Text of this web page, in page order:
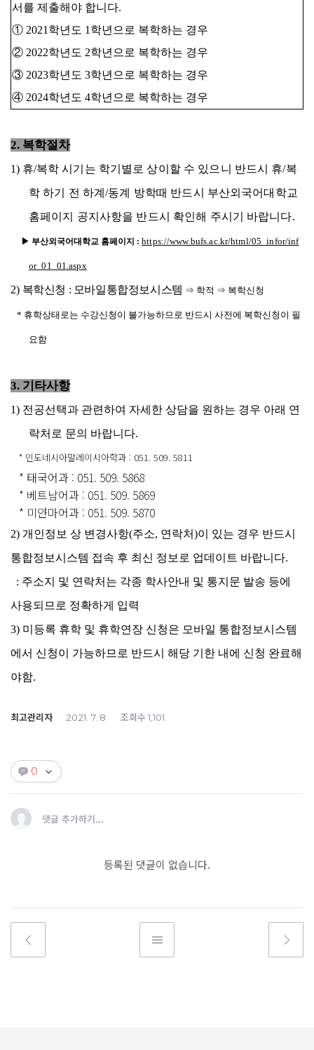
서를 제출해야 합니다.
① 2021학년도 1학년으로 복학하는 경우
② 2022학년도 2학년으로 복학하는 경우
③ 2023학년도 3학년으로 복학하는 경우
④ 2024학년도 4학년으로 복학하는 경우
2. 복학절차
1) 휴/복학 시기는 학기별로 상이할 수 있으니 반드시 휴/복
학 하기 전 하계/동계 방학때 반드시 부산외국어대학교
홈페이지 공지사항을 반드시 확인해 주시기 바랍니다.
▶ 부산외국어대학교 홈페이지 : https://www.bufs.ac.kr/html/05_infor/inf
or_01_01.aspx
2) 복학신청 : 모바일통합정보시스템 ⇒ 학적 ⇒ 복학신청
* 휴학상태로는 수강신청이 불가능하므로 반드시 사전에 복학신청이 필
요함
3. 기타사항
1) 전공선택과 관련하여 자세한 상담을 원하는 경우 아래 연
락처로 문의 바랍니다.
* 인도네시아말레이시아학과 : 051. 509. 5811
* 태국어과 : 051. 509. 5868
* 베트남어과 : 051. 509. 5869
* 미얀마어과 : 051. 509. 5870
2) 개인정보 상 변경사항(주소, 연락처)이 있는 경우 반드시
통합정보시스템 접속 후 최신 정보로 업데이트 바랍니다.
: 주소지 및 연락처는 각종 학사안내 및 통지문 발송 등에
사용되므로 정확하게 입력
3) 미등록 휴학 및 휴학연장 신청은 모바일 통합정보시스템
에서 신청이 가능하므로 반드시 해당 기한 내에 신청 완료해
야함.
최고관리자 2021. 7. 8 조회수 1,101
0
댓글 추가하기...
등록된 댓글이 없습니다.